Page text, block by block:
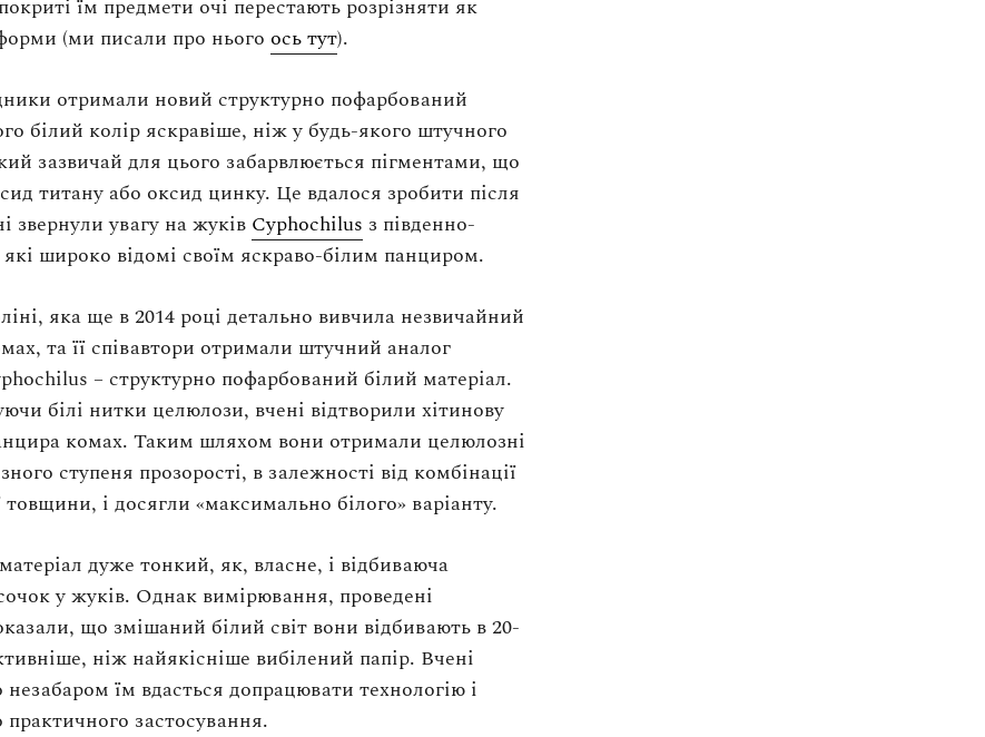
їм предмети очі перестають розрізняти як
(ми писали про нього ось тут).
отримали новий структурно пофарбований
білий колір яскравіше, ніж у будь-якого штучного
зазвичай для цього забарвлюється пігментами, що
титану або оксид цинку. Це вдалося зробити після
звернули увагу на жуків Cyphochilus з південно-
які широко відомі своїм яскраво-білим панциром.
яка ще в 2014 році детально вивчила незвичайний
та її співавтори отримали штучний аналог
– структурно пофарбований білий матеріал.
білі нитки целюлози, вчені відтворили хітинову
комах. Таким шляхом вони отримали целюлозні
ступеня прозорості, в залежності від комбінації
товщини, і досягли «максимально білого» варіанту.
дуже тонкий, як, власне, і відбиваюча
у жуків. Однак вимірювання, проведені
що змішаний білий світ вони відбивають в 20-
ніж найякісніше вибілений папір. Вчені
їм вдасться допрацювати технологію і
практичного застосування.